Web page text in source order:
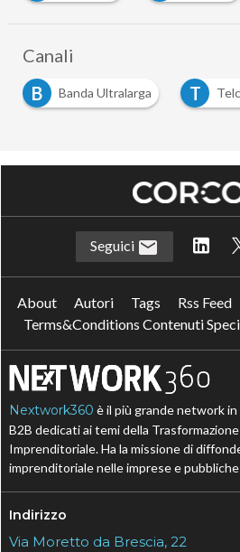
Canali
B
Banda Ultralarga T
Seguici
About Autori Tags Rss Feed
Terms&Conditions Contenuti
Nextwork360 è il più grande network
B2B dedicati ai temi della
Imprenditoriale. Ha la missione di
imprenditoriale nelle imprese e
Indirizzo
Via Moretto da Brescia, 22